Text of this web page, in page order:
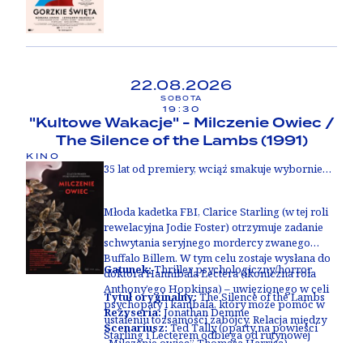
22.08.2026
SOBOTA
19:30
"Kultowe Wakacje" - Milczenie Owiec /
The Silence of the Lambs (1991)
KINO
35 lat od premiery, wciąż smakuje wybornie…
Młoda kadetka FBI, Clarice Starling (w tej roli
rewelacyjna Jodie Foster) otrzymuje zadanie
schwytania seryjnego mordercy zwanego
Buffalo Billem. W tym celu zostaje wysłana do
doktora Hannibala Lectera (ikoniczna rola
Anthony’ego Hopkinsa) – uwięzionego w celi
psychopaty i kanibala, który może pomóc w
ustaleniu tożsamości zabójcy. Relacja między
Starling i Lecterem odbiega od rutynowej
Gatunek:Thriller psychologiczny/horror
Tytuł oryginalny:The Silence of the Lambs
Reżyseria:Jonathan Demme
Scenariusz:Ted Tally (oparty na powieści